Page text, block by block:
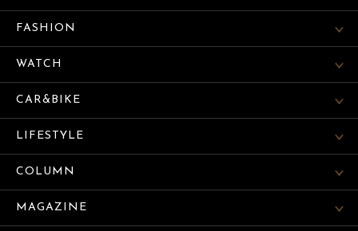
FASHION
WATCH
CAR&BIKE
LIFESTYLE
COLUMN
MAGAZINE